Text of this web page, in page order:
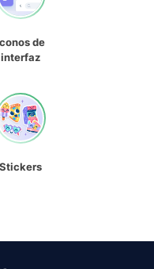
de
interfaz
Stickers